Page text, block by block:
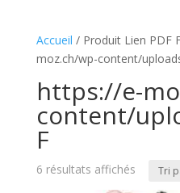
Accueil / Produit Lien PDF
moz.ch/wp-content/
https://e-
content/
F
6 résultats affichés